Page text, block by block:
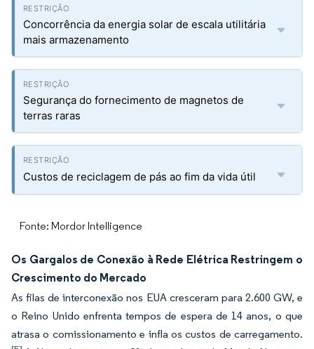
Concorrência da energia solar de escala utilitária
mais armazenamento
Segurança do fornecimento de magnetos de
terras raras
Custos de reciclagem de pás ao fim da vida útil
Fonte: Mordor Intelligence
Os Gargalos de Conexão à Rede Elétrica Restringem o
Crescimento do Mercado
As filas de interconexão nos EUA cresceram para 2.600 GW, e
o Reino Unido enfrenta tempos de espera de 14 anos, o que
atrasa o comissionamento e infla os custos de carregamento.